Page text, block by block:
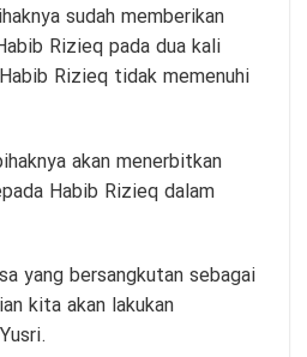
sudah memberikan
Rizieq pada dua kali
Rizieq tidak memenuhi
akan menerbitkan
Habib Rizieq dalam
yang bersangkutan sebagai
kita akan lakukan